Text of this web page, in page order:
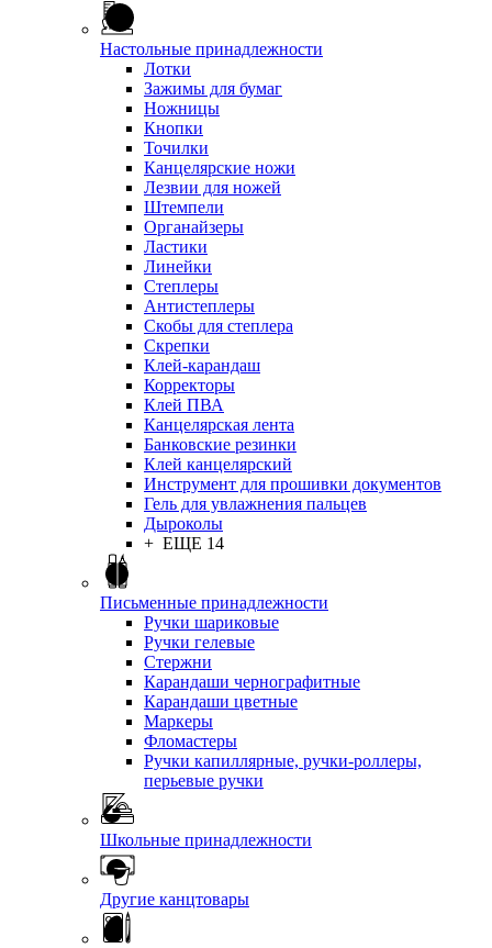
Настольные принадлежности
Лотки
Зажимы для бумаг
Ножницы
Кнопки
Точилки
Канцелярские ножи
Лезвии для ножей
Штемпели
Органайзеры
Ластики
Линейки
Степлеры
Антистеплеры
Скобы для степлера
Скрепки
Клей-карандаш
Корректоры
Клей ПВА
Канцелярская лента
Банковские резинки
Клей канцелярский
Инструмент для прошивки документов
Гель для увлажнения пальцев
Дыроколы
+ ЕЩЕ 14
Письменные принадлежности
Ручки шариковые
Ручки гелевые
Стержни
Карандаши чернографитные
Карандаши цветные
Маркеры
Фломастеры
Ручки капиллярные, ручки-роллеры,
перьевые ручки
Школьные принадлежности
Другие канцтовары